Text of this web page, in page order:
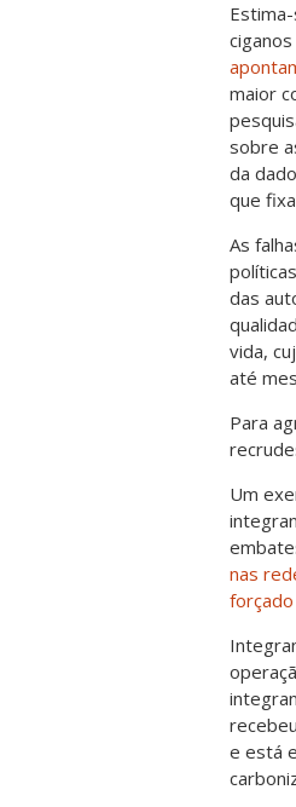
maior
sobre
da
que
As
das
vida,
até
Para
Um
nas
forçado
e está